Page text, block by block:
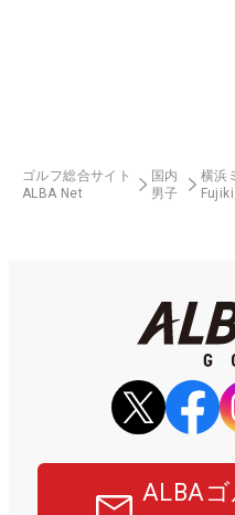
ゴルフ総合サイト
ALBA Net
国内
男子
横浜
ALBA